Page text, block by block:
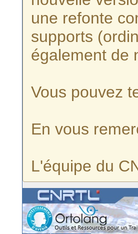
une refonte
supports
également de
Vous pouvez
En vous
L'équipe du